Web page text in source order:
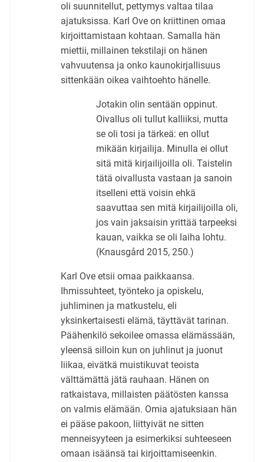
oli suunnitellut, pettymys valtaa tilaa
ajatuksissa. Karl Ove on kriittinen omaa
kirjoittamistaan kohtaan. Samalla hän
miettii, millainen tekstilaji on hänen
vahvuutensa ja onko kaunokirjallisuus
sittenkään oikea vaihtoehto hänelle.
Jotakin olin sentään oppinut.
Oivallus oli tullut kalliiksi, mutta
se oli tosi ja tärkeä: en ollut
mikään kirjailija. Minulla ei ollut
sitä mitä kirjailijoilla oli. Taistelin
tätä oivallusta vastaan ja sanoin
itselleni että voisin ehkä
saavuttaa sen mitä kirjailijoilla oli,
jos vain jaksaisin yrittää tarpeeksi
kauan, vaikka se oli laiha lohtu.
(Knausgård 2015, 250.)
Karl Ove etsii omaa paikkaansa.
Ihmissuhteet, työnteko ja opiskelu,
juhliminen ja matkustelu, eli
yksinkertaisesti elämä, täyttävät tarinan.
Päähenkilö sekoilee omassa elämässään,
yleensä silloin kun on juhlinut ja juonut
liikaa, eivätkä muistikuvat teoista
välttämättä jätä rauhaan. Hänen on
ratkaistava, millaisten päätösten kanssa
on valmis elämään. Omia ajatuksiaan hän
ei pääse pakoon, liittyivät ne sitten
menneisyyteen ja esimerkiksi suhteeseen
omaan isäänsä tai kirjoittamiseenkin.